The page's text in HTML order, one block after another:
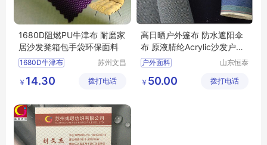
1680D阻燃PU牛津布 耐磨家
居沙发凳箱包手袋环保面料
1680D牛津布
箱包面料
苏州文昌
有限公司
￥ 14.30 拨打电话
高日晒户外篷布 防水遮阳伞
布 原液腈纶Acrylic沙发户外
面料厂家
户外面料
亚克力面料
山东恒泰
公司
￥ 50.00 拨打电话